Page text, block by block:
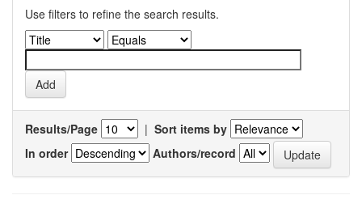
Use filters to refine the search results.
Results/Page | Sort items by
In order
Authors/record